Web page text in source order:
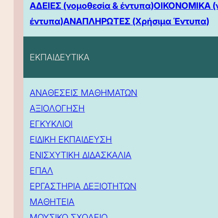
ΑΔΕΙΕΣ (νομοθεσία & έντυπα)ΟΙΚΟΝΟΜΙΚΑ
έντυπα)ΑΝΑΠΛΗΡΩΤΕΣ (Χρήσιμα Έντυπα)
ΕΚΠΑΙΔΕΥΤΙΚΑ
ΑΝΑΘΕΣΕΙΣ ΜΑΘΗΜΑΤΩΝ
ΑΞΙΟΛΟΓΗΣΗ
ΕΓΚΥΚΛΙΟΙ
ΕΙΔΙΚΗ ΕΚΠΑΙΔΕΥΣΗ
ΕΝΙΣΧΥΤΙΚΗ ΔΙΔΑΣΚΑΛΙΑ
ΕΠΑΛ
ΕΡΓΑΣΤΗΡΙΑ ΔΕΞΙΟΤΗΤΩΝ
ΜΑΘΗΤΕΙΑ